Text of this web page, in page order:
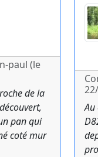
paul (le
de la
pan qui
coté mur
Au